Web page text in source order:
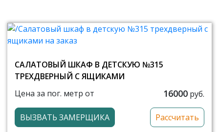
САЛАТОВЫЙ ШКАФ В ДЕТСКУЮ №315
ТРЕХДВЕРНЫЙ С ЯЩИКАМИ
Цена за пог. метр от
16000 руб.
ВЫЗВАТЬ ЗАМЕРЩИКА Рассчитать